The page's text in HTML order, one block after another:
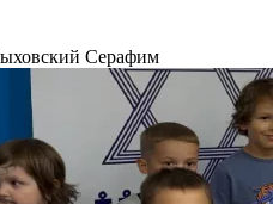
Серафим